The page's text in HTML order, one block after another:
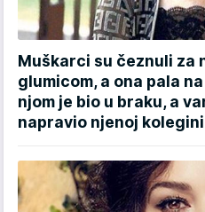
Muškarci su čeznuli za
glumicom, a ona pala
njom je bio u braku, a
napravio njenoj